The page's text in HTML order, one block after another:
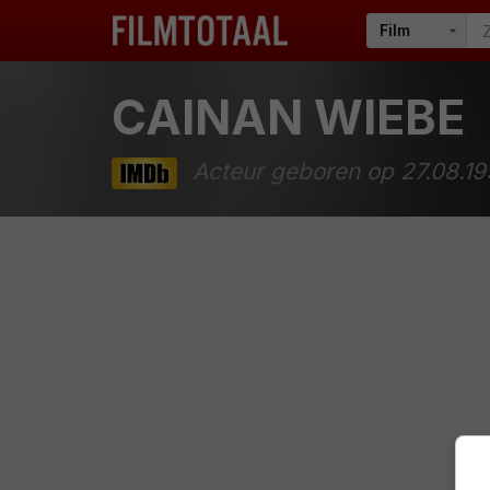
CAINAN WIEBE
Acteur geboren op